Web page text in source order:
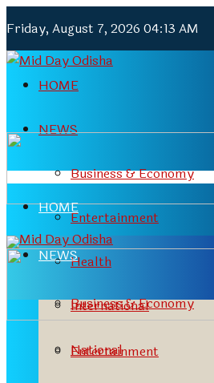
Friday, August 7, 2026 04:13 AM
HOME
NEWS
Business & Economy
Entertainment
Health
International
National
HOME
NEWS
Business & Economy
Entertainment